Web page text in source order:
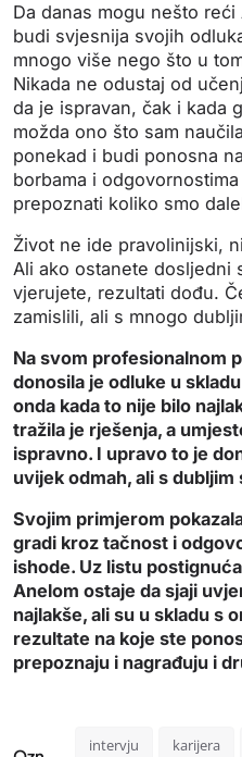
Da danas mogu nešto
budi svjesnija svojih
mnogo više nego što u
Nikada ne odustaj od
da je ispravan, čak i kada
možda ono što sam
ponekad i budi ponosna
borbama i
prepoznati koliko smo
Život ne ide pravolinijski,
Ali ako ostanete dosljedni
vjerujete, rezultati dođu.
zamislili, ali s mnogo
Na svom profesionalnom
donosila je odluke u
onda kada to nije bilo
tražila je rješenja, a
ispravno. I upravo to je
uvijek odmah, ali s dubljim
Svojim primjerom
gradi kroz tačnost i
ishode. Uz listu
Anelom ostaje da sjaji
najlakše, ali su u skladu s
rezultate na koje ste
prepoznaju i nagrađuju i
intervju karijera